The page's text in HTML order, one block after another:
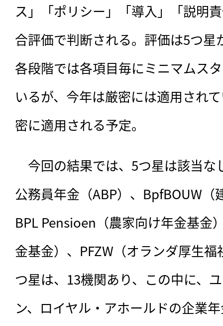
ス」「ポリシー」「導入」「説明
合評価で判断される。評価は5つ星
各段階では各項目毎にミニマムス
いるが、今年は厳密には適用され
密に適用される予定。
今回の結果では、5つ星は該当な
公務員年金（ABP）、BpfBOUW（
BPL Pensioen（農家向け年金基金
金基金）、PFZW（オランダ厚生
つ星は、13機関あり、この中に、
ン、ロイヤル・アホールドの企業